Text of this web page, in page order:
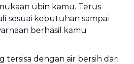
ubin kamu. Terus
sesuai kebutuhan sampai
berhasil kamu
tersisa dengan air bersih dari